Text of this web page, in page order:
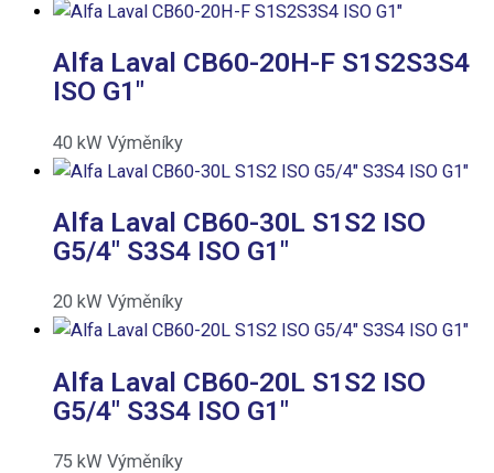
Alfa Laval CB60-20H-F S1S2S3S4
ISO G1″
40 kW Výměníky
Alfa Laval CB60-30L S1S2 ISO
G5/4″ S3S4 ISO G1″
20 kW Výměníky
Alfa Laval CB60-20L S1S2 ISO
G5/4″ S3S4 ISO G1″
75 kW Výměníky